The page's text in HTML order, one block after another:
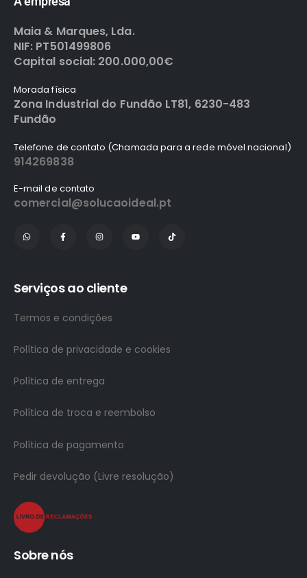
Maia & Marques, Lda.
NIF: PT501499806
Capital social: 200.000,00€
Morada física
Zona Industrial do Fundão LT81, 6230-483
Fundão
Telefone de contato (Chamada para a rede móvel nacional)
914269838
E-mail de contato
comercial@solucaoideal.pt
Serviços ao cliente
Termos e condições
Política de privacidade e cookies
Política de entrega
Política de troca e reembolso
Política de pagamento
Pedir devolução (Livre resolução)
Sobre nós